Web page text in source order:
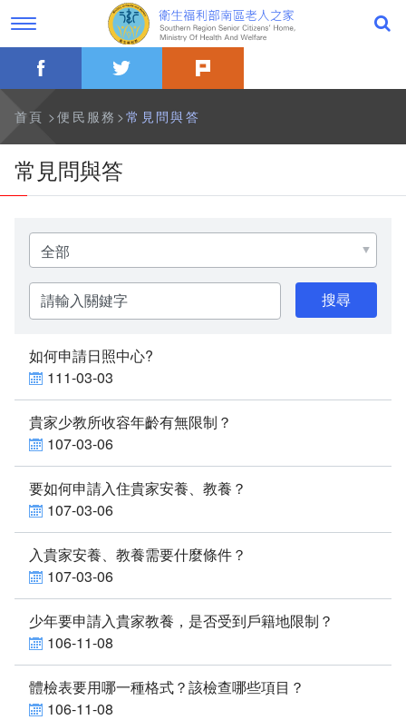
到
主
要
公告事項
最新消息
一般公告
活動訊息
影音專區
關於本家
本家簡介
環境介紹
院區大樓
創心園地
室內環境
首長簡介
組織編制
服務願景及未來展望
字
型
切
群
facebook twitter plurk
首頁 便民服務 常見問與答
常見問與答
選
擇
分
類
關
鍵
字
如何申請日照中心?
111-03-03
貴家少教所收容年齡有無限制？
107-03-06
要如何申請入住貴家安養、教養？
107-03-06
入貴家安養、教養需要什麼條件？
107-03-06
少年要申請入貴家教養，是否受到戶籍地限制？
106-11-08
體檢表要用哪一種格式？該檢查哪些項目？
106-11-08